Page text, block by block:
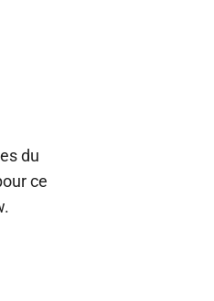
du
ce